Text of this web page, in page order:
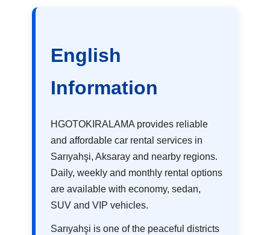
English
Information
HGOTOKIRALAMA provides reliable
and affordable car rental services in
Sarıyahşi, Aksaray and nearby regions.
Daily, weekly and monthly rental options
are available with economy, sedan,
SUV and VIP vehicles.
Sarıyahşi is one of the peaceful districts